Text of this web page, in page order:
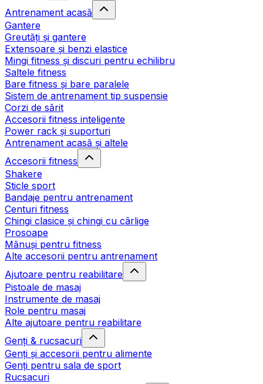
Antrenament acasă
Gantere
Greutăți și gantere
Extensoare și benzi elastice
Mingi fitness și discuri pentru echilibru
Saltele fitness
Bare fitness și bare paralele
Sistem de antrenament tip suspensie
Corzi de sărit
Accesorii fitness inteligente
Power rack și suporturi
Antrenament acasă și altele
Accesorii fitness
Shakere
Sticle sport
Bandaje pentru antrenament
Centuri fitness
Chingi clasice și chingi cu cârlige
Prosoape
Mănuși pentru fitness
Alte accesorii pentru antrenament
Ajutoare pentru reabilitare
Pistoale de masaj
Instrumente de masaj
Role pentru masaj
Alte ajutoare pentru reabilitare
Genți & rucsacuri
Genți și accesorii pentru alimente
Genți pentru sala de sport
Rucsacuri